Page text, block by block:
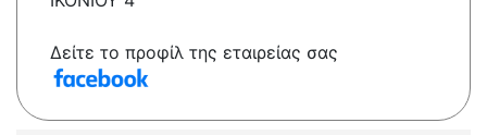
Δείτε το προφίλ της εταιρείας σας